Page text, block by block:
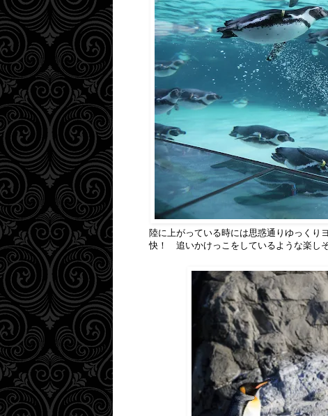
陸に上がっている時には思惑通りゆっく
快！ 追いかけっこをしているような楽し